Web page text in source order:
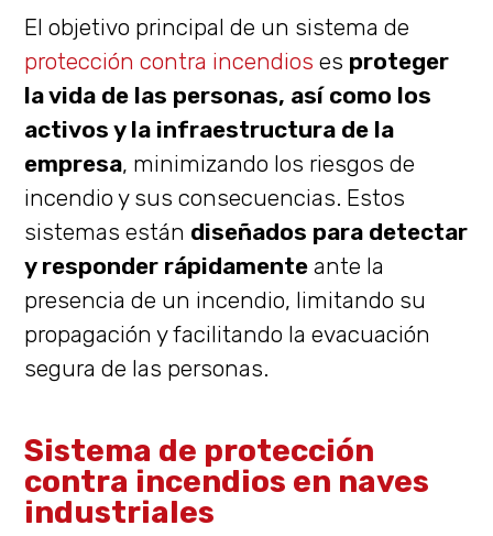
El objetivo principal de un sistema de
protección contra incendios es proteger
la vida de las personas, así como los
activos y la infraestructura de la
empresa, minimizando los riesgos de
incendio y sus consecuencias. Estos
sistemas están diseñados para detectar
y responder rápidamente ante la
presencia de un incendio, limitando su
propagación y facilitando la evacuación
segura de las personas.
Sistema de protección
contra incendios en naves
industriales